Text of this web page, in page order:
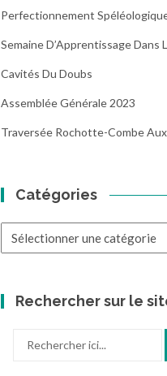
Perfectionnement
Semaine D’Apprentissage Dans
Cavités Du Doubs
Assemblée Générale 2023
Traversée Rochotte-Combe
Catégories
Rechercher sur le